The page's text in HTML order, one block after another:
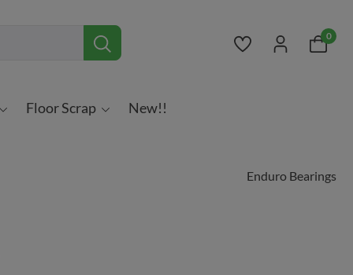
Je hebt 0 items
0
Floor Scrap New!!
Enduro Bearings